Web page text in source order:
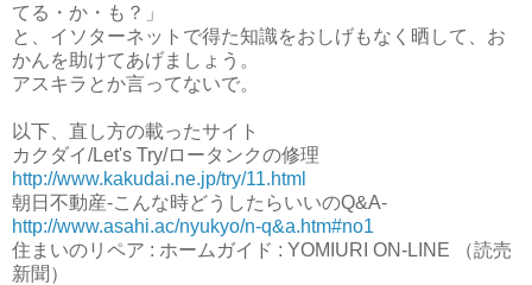
てる・か・も？」
と、イソターネットで得た知識をおしげもなく晒して、お
かんを助けてあげましょう。
アスキラとか言ってないで。
以下、直し方の載ったサイト
カクダイ/Let's Try/ロータンクの修理
http://www.kakudai.ne.jp/try/11.html
朝日不動産-こんな時どうしたらいいのQ&A-
http://www.asahi.ac/nyukyo/n-q&a.htm#no1
住まいのリペア : ホームガイド : YOMIURI ON-LINE （読売
新聞）